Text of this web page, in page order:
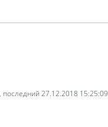
последний 27.12.2018 15:25:09